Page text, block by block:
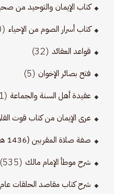
كتاب الإيمان والتوحيد من
كتاب أسرار الصوم من الإحياء (10)
قواعد العقائد (32)
فتح بصائر الإخوان (5)
عقيدة أهل السنة والجماعة (11)
عرى الإيمان من كتاب قوت
صفة صلاة المقربين (1436 هجري)
شرح موطأ الإمام مالك (535)
شرح كتاب مقاصد الحلقات عام 1432هـ